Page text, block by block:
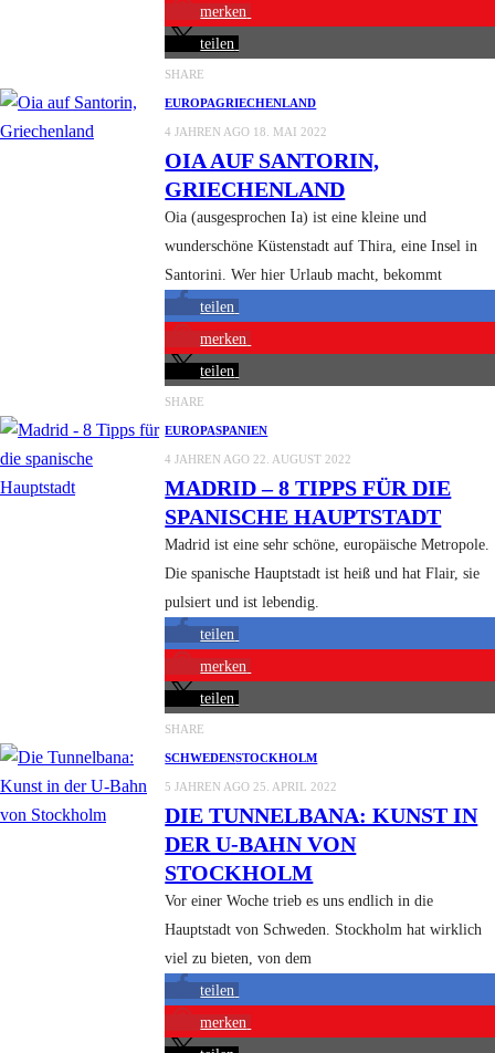
merken
teilen
SHARE
EUROPAGRIECHENLAND
4 JAHREN AGO 18. MAI 2022
OIA AUF SANTORIN,
GRIECHENLAND
Oia (ausgesprochen Ia) ist eine kleine und
wunderschöne Küstenstadt auf Thira, eine Insel in
Santorini. Wer hier Urlaub macht, bekommt
teilen
merken
teilen
SHARE
EUROPASPANIEN
4 JAHREN AGO 22. AUGUST 2022
MADRID – 8 TIPPS FÜR DIE
SPANISCHE HAUPTSTADT
Madrid ist eine sehr schöne, europäische Metropole.
Die spanische Hauptstadt ist heiß und hat Flair, sie
pulsiert und ist lebendig.
teilen
merken
teilen
SHARE
SCHWEDENSTOCKHOLM
5 JAHREN AGO 25. APRIL 2022
DIE TUNNELBANA: KUNST IN
DER U-BAHN VON
STOCKHOLM
Vor einer Woche trieb es uns endlich in die
Hauptstadt von Schweden. Stockholm hat wirklich
viel zu bieten, von dem
teilen
merken